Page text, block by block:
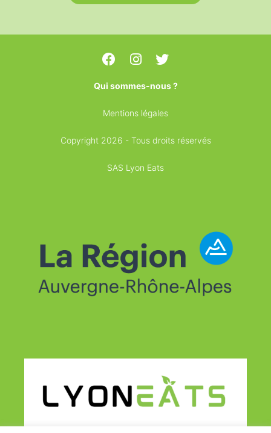
Qui sommes-nous ?
Mentions légales
Copyright 2026 - Tous droits réservés
SAS Lyon Eats